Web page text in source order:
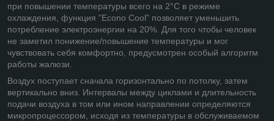
при повышении температуры всего на 2°С в режиме
охлаждения, функция "Econo Cool" позволяет уменьшить
потребление электроэнергии на 20%. Для того чтобы человек
не заметил понижение/повышение температуры и мог
чувствовать себя комфортно, предусмотрен особый алгоритм
работы жалюзи.
Воздух поступает сначала горизонтально по потолку, затем
вертикально вниз. Интервалы между циклами и длительность
подачи воздуха в том или ином направлении определяются
микропроцессором, исходя из температуры в обслуживаемом